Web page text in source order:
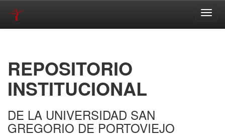
REPOSITORIO
INSTITUCIONAL
DE LA UNIVERSIDAD SAN
GREGORIO DE PORTOVIEJO